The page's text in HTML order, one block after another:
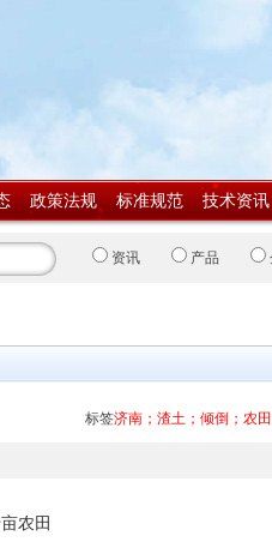
政策法规 标准规范 技术资讯
资讯 产品
标签济南；渣土；倾倒；农田
农田